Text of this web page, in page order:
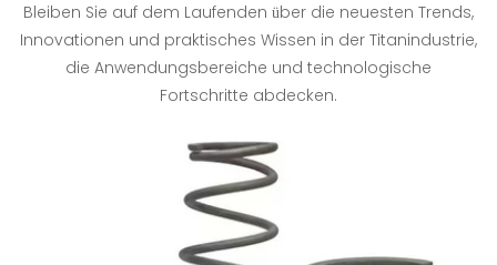
Bleiben Sie auf dem Laufenden über die neuesten Trends,
Innovationen und praktisches Wissen in der Titanindustrie,
die Anwendungsbereiche und technologische
Fortschritte abdecken.